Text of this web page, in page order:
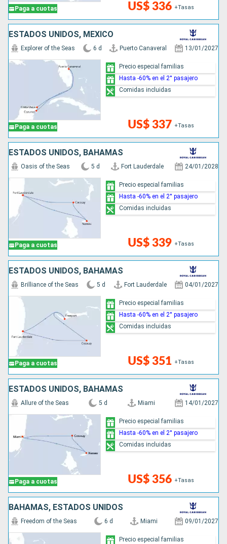
Paga a cuotas US$ 336 +Tasas
ESTADOS UNIDOS, MÉXICO
Paga a cuotas
Explorer of the Seas 6 d Puerto Canaveral 13/01/2027
US$ 337 +Tasas
Precio especial familias
Hasta -60% en el 2° pasajero
Comidas incluidas
ESTADOS UNIDOS, BAHAMAS
Paga a cuotas
Oasis of the Seas 5 d Fort Lauderdale 24/01/2028
US$ 339 +Tasas
Precio especial familias
Hasta -60% en el 2° pasajero
Comidas incluidas
ESTADOS UNIDOS, BAHAMAS
Paga a cuotas
Brilliance of the Seas 5 d Fort Lauderdale 04/01/2027
US$ 351 +Tasas
Precio especial familias
Hasta -60% en el 2° pasajero
Comidas incluidas
ESTADOS UNIDOS, BAHAMAS
Paga a cuotas
Allure of the Seas 5 d Miami 14/01/2027
US$ 356 +Tasas
Precio especial familias
Hasta -60% en el 2° pasajero
Comidas incluidas
BAHAMAS, ESTADOS UNIDOS
Freedom of the Seas 6 d Miami 09/01/2027
Precio especial familias